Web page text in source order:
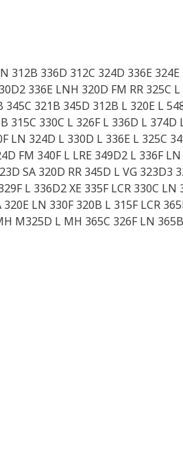
312B 336D 312C 324D 336E
336E LNH 320D FM RR 325C
321B 345D 312B L 320E L
315C 330C L 326F L 336D L 374D
LN 324D L 330D L 336E L 325C
FM 340F L LRE 349D2 L 336F LN
SA 320D RR 345D L VG 323D3
L 336D2 XE 335F LCR 330C LN
LN 330F 320B L 315F LCR
M325D L MH 365C 326F LN 365B